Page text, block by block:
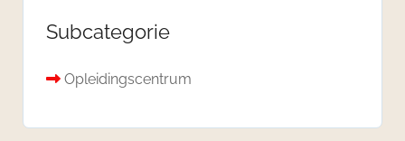
Subcategorie
Opleidingscentrum